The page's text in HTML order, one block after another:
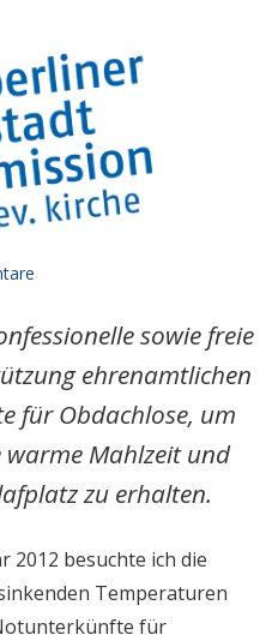
sowie freie
ehrenamtlichen
für Obdachlose, um
Mahlzeit und
zu erhalten.
2012 besuchte ich die
Temperaturen
für